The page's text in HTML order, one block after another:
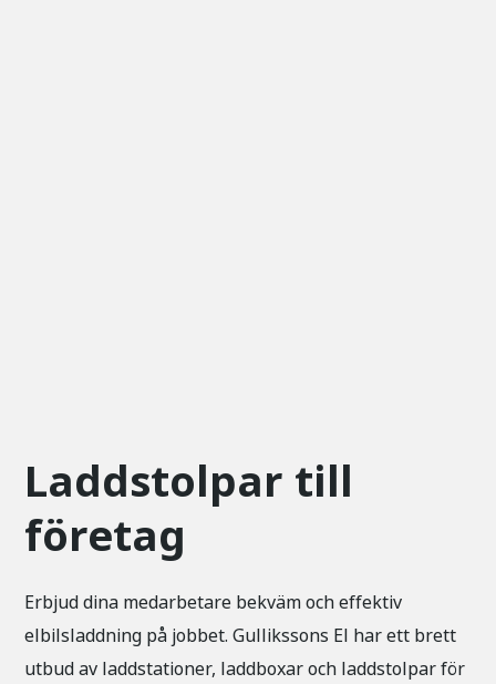
Laddstolpar till
företag
Erbjud dina medarbetare bekväm och effektiv
elbilsladdning på jobbet. Gullikssons El har ett brett
utbud av laddstationer, laddboxar och laddstolpar för